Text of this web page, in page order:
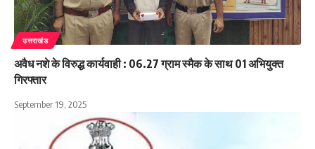
उत्तराखंड
अवैध नशे के विरुद्ध कार्यवाही : 06.27 ग्राम स्मैक के साथ 01 अभियुक्त
गिरफ्तार
September 19, 2025